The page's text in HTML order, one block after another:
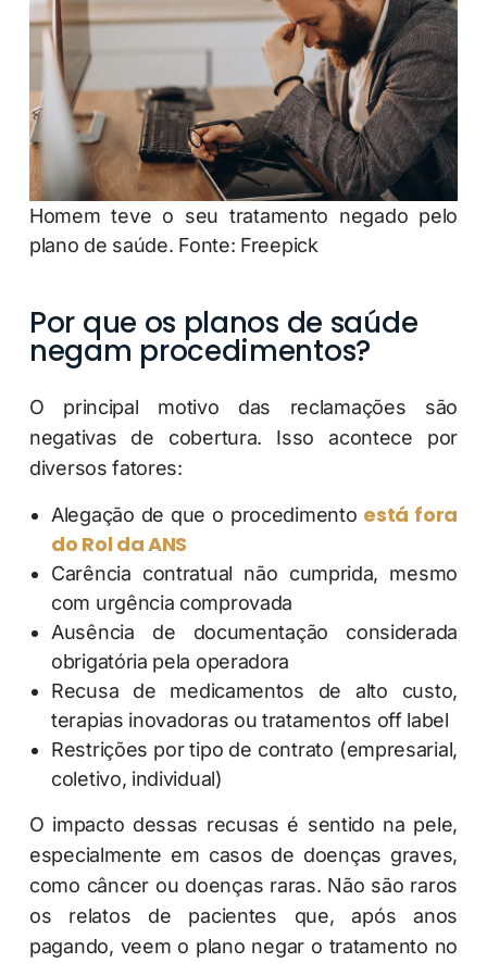
Homem teve o seu tratamento negado pelo
plano de saúde. Fonte: Freepick
Por que os planos de saúde
negam procedimentos?
O principal motivo das reclamações são
negativas de cobertura. Isso acontece por
diversos fatores:
Alegação de que o procedimento está fora
do Rol da ANS
Carência contratual não cumprida, mesmo
com urgência comprovada
Ausência de documentação considerada
obrigatória pela operadora
Recusa de medicamentos de alto custo,
terapias inovadoras ou tratamentos off label
Restrições por tipo de contrato (empresarial,
coletivo, individual)
O impacto dessas recusas é sentido na pele,
especialmente em casos de doenças graves,
como câncer ou doenças raras. Não são raros
os relatos de pacientes que, após anos
pagando, veem o plano negar o tratamento no